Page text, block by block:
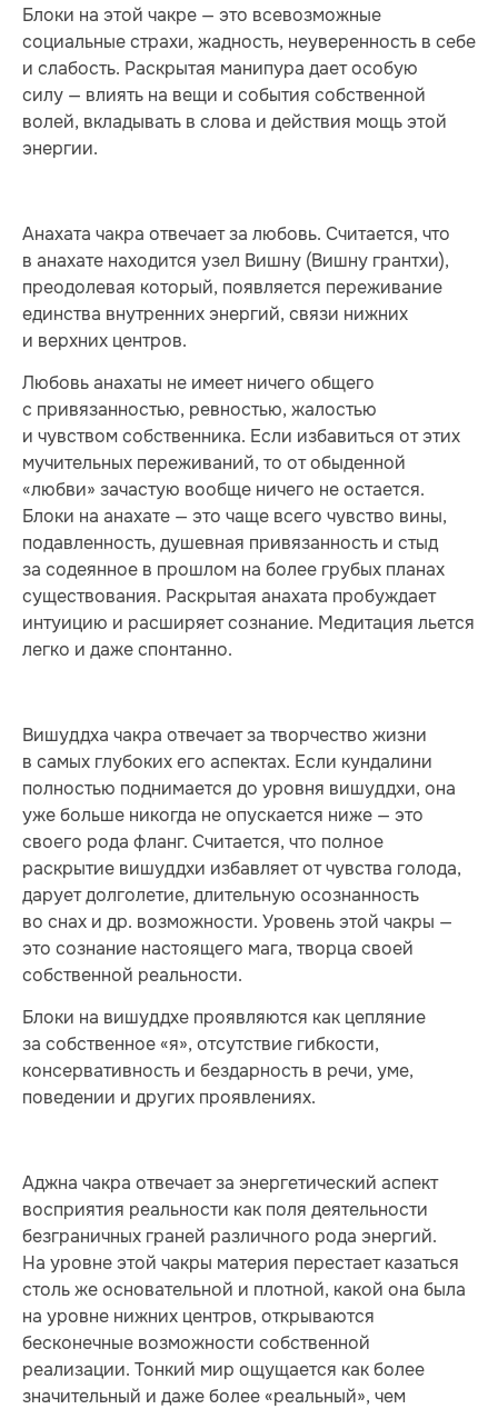
Блоки на этой чакре — это всевозможные
социальные страхи, жадность, неуверенность в себе
и слабость. Раскрытая манипура дает особую
силу — влиять на вещи и события собственной
волей, вкладывать в слова и действия мощь этой
энергии.
Анахата чакра отвечает за любовь. Считается, что
в анахате находится узел Вишну (Вишну грантхи),
преодолевая который, появляется переживание
единства внутренних энергий, связи нижних
и верхних центров.
Любовь анахаты не имеет ничего общего
с привязанностью, ревностью, жалостью
и чувством собственника. Если избавиться от этих
мучительных переживаний, то от обыденной
«любви» зачастую вообще ничего не остается.
Блоки на анахате — это чаще всего чувство вины,
подавленность, душевная привязанность и стыд
за содеянное в прошлом на более грубых планах
существования. Раскрытая анахата пробуждает
интуицию и расширяет сознание. Медитация льется
легко и даже спонтанно.
Вишуддха чакра отвечает за творчество жизни
в самых глубоких его аспектах. Если кундалини
полностью поднимается до уровня вишуддхи, она
уже больше никогда не опускается ниже — это
своего рода фланг. Считается, что полное
раскрытие вишуддхи избавляет от чувства голода,
дарует долголетие, длительную осознанность
во снах и др. возможности. Уровень этой чакры —
это сознание настоящего мага, творца своей
собственной реальности.
Блоки на вишуддхе проявляются как цепляние
за собственное «я», отсутствие гибкости,
консервативность и бездарность в речи, уме,
поведении и других проявлениях.
Аджна чакра отвечает за энергетический аспект
восприятия реальности как поля деятельности
безграничных граней различного рода энергий.
На уровне этой чакры материя перестает казаться
столь же основательной и плотной, какой она была
на уровне нижних центров, открываются
бесконечные возможности собственной
реализации. Тонкий мир ощущается как более
значительный и даже более «реальный», чем